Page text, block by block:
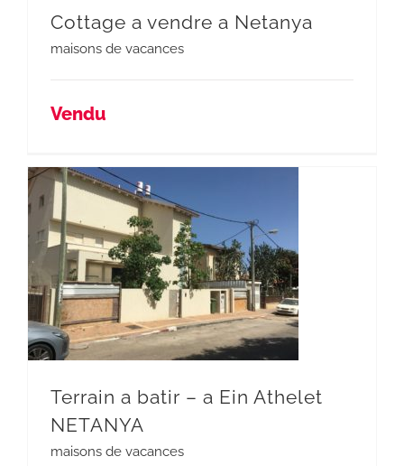
Cottage a vendre a Netanya
maisons de vacances
Vendu
Terrain a batir – a Ein Athelet
NETANYA
maisons de vacances